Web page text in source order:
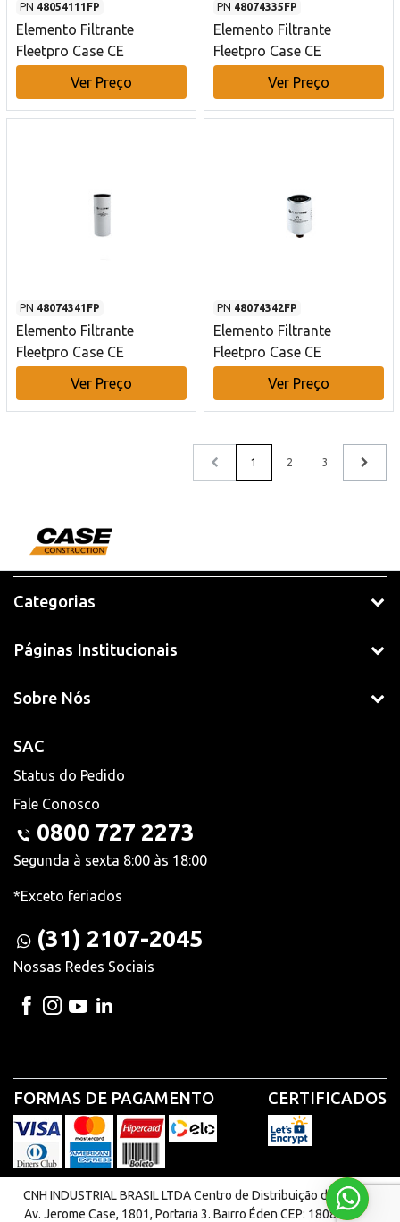
PN 48054111FP
Elemento Filtrante
Fleetpro Case CE
Ver Preço
PN 48074335FP
Elemento Filtrante
Fleetpro Case CE
Ver Preço
PN 48074341FP
Elemento Filtrante
Fleetpro Case CE
Ver Preço
PN 48074342FP
Elemento Filtrante
Fleetpro Case CE
Ver Preço
1 2 3
Categorias
Páginas Institucionais
Sobre Nós
SAC
Status do Pedido
Fale Conosco
0800 727 2273
Segunda à sexta 8:00 às 18:00
*Exceto feriados
(31) 2107-2045
Nossas Redes Sociais
FORMAS DE PAGAMENTO CERTIFICADOS
CNH INDUSTRIAL BRASIL LTDA Centro de Distribuição de Peças |
Av. Jerome Case, 1801, Portaria 3. Bairro Éden CEP: 18087-220 -